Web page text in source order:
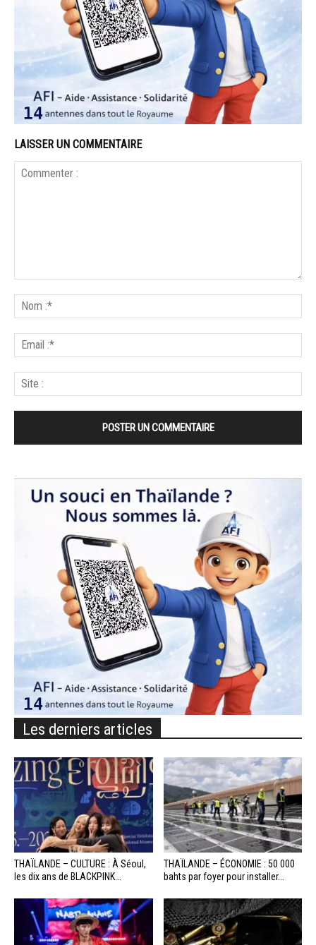
LAISSER UN COMMENTAIRE
Les derniers articles
THAÏLANDE – CULTURE : À Séoul,
les dix ans de BLACKPINK...
THAÏLANDE – ÉCONOMIE : 50 000
bahts par foyer pour installer...